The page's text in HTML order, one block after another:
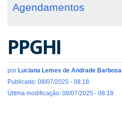
Agendamentos
PPGHI
por Luciana Lemes de Andrade Barbosa
Publicado: 08/07/2025 - 08:18
Última modificação: 08/07/2025 - 08:18